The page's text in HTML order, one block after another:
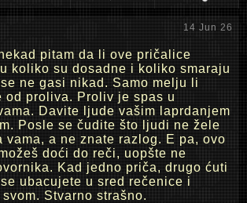
14 Jun 26
pitam da li ove pričalice
koliko su dosadne i koliko smaraju
ne gasi nikad. Samo melju li
od proliva. Proliv je spas u
Davite ljude vašim laprdanjem
Posle se čudite što ljudi ne žele
vama, a ne znate razlog. E pa, ovo
doći do reči, uopšte ne
Kad jedno priča, drugo ćuti
ubacujete u sred rečenice i
Stvarno strašno.